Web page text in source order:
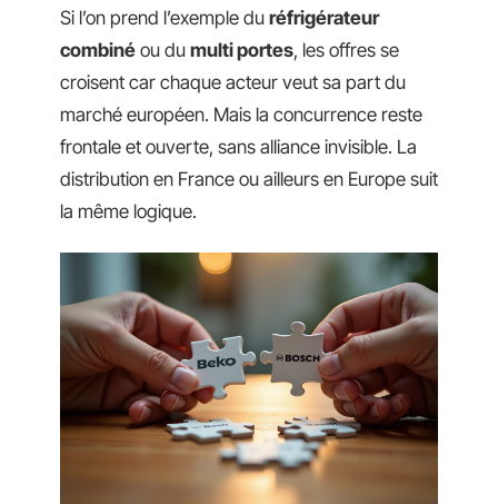
Si l’on prend l’exemple du réfrigérateur
combiné ou du multi portes, les offres se
croisent car chaque acteur veut sa part du
marché européen. Mais la concurrence reste
frontale et ouverte, sans alliance invisible. La
distribution en France ou ailleurs en Europe suit
la même logique.